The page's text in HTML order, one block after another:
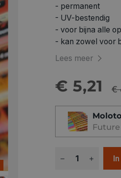
- permanent
- UV-bestendig
- voor bijna alle
- kan zowel voor
Lees meer
€ 5,21 €